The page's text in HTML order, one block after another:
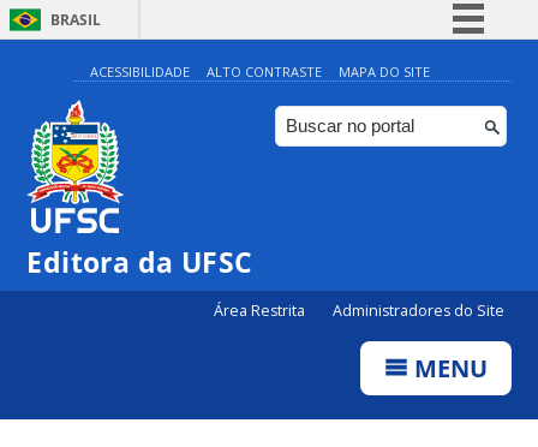
BRASIL
Simplifique!
Comunica BR
Participe
ACESSIBILIDADE ALTO CONTRASTE MAPA DO SITE
Editora da UFSC
Área Restrita Administradores do Site
MENU